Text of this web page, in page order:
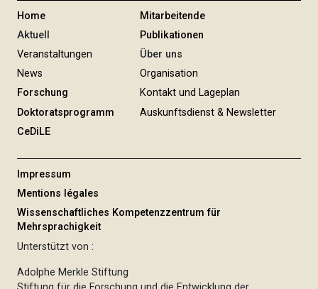
Home
Aktuell
Veranstaltungen
News
Forschung
Doktoratsprogramm
CeDiLE
Mitarbeitende
Publikationen
Über uns
Organisation
Kontakt und Lageplan
Auskunftsdienst & Newsletter
Impressum
Mentions légales
Wissenschaftliches Kompetenzzentrum für
Mehrsprachigkeit
Unterstützt von :
Adolphe Merkle Stiftung